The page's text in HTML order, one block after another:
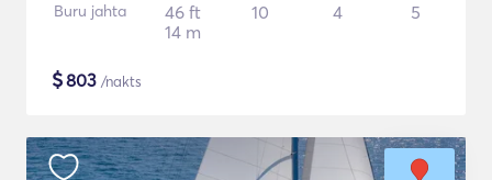
Buru jahta
46 ft
14 m
10 4 5
$803 /nakts